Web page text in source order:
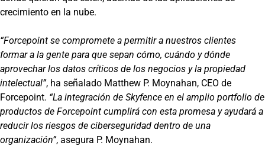
crecimiento en la nube.
“Forcepoint se compromete a permitir a nuestros clientes
formar a la gente para que sepan cómo, cuándo y dónde
aprovechar los datos críticos de los negocios y la propiedad
intelectual”, ha señalado Matthew P. Moynahan, CEO de
Forcepoint. “La integración de Skyfence en el amplio portfolio de
productos de Forcepoint cumplirá con esta promesa y ayudará a
reducir los riesgos de ciberseguridad dentro de una
organización”, asegura P. Moynahan.